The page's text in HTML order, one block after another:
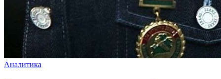
Аналитика